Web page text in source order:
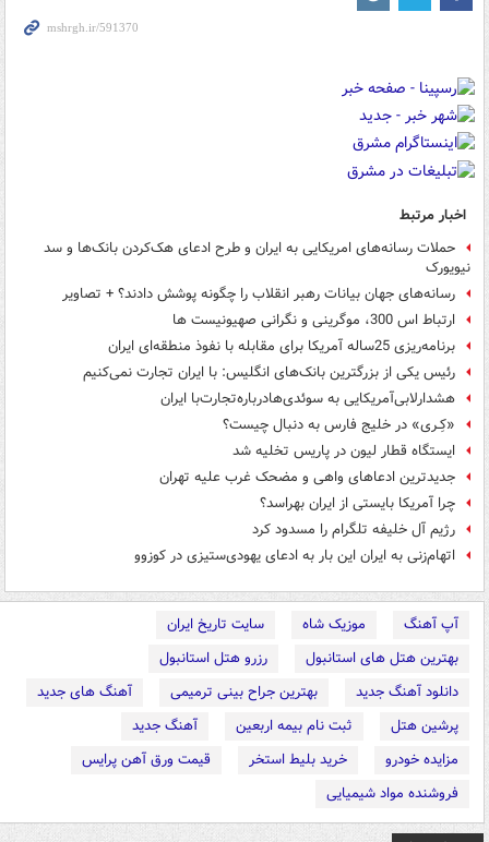
اخبار مرتبط
حملات رسانه‌های امریکایی به ایران و طرح ادعای هک‌کردن بانک‌ها و سد
نیویورک
رسانه‌های جهان بیانات رهبر انقلاب را چگونه پوشش دادند؟ + تصاویر
ارتباط اس 300، موگرینی و نگرانی صهیونیست ها
برنامه‌ریزی 25ساله آمریکا برای مقابله با نفوذ منطقه‌ای ایران
رئیس یکی از بزرگترین بانک‌های انگلیس: با ایران تجارت نمی‌کنیم
هشدارلابی‌آمریکایی به سوئدی‌ها‌درباره‌تجارت‌با ایران
«کِـری» در خلیج فارس به دنبال چیست؟
ایستگاه قطار لیون در پاریس تخلیه شد
جدیدترین ادعاهای واهی و مضحک غرب علیه تهران
چرا آمریکا بایستی از ایران بهراسد؟
رژیم آل خلیفه تلگرام را مسدود کرد
اتهام‌زنی به ایران این بار به ادعای یهودی‌ستیزی در کوزوو
آپ آهنگ موزیک شاه
سایت تاریخ ایران
بهترین هتل های استانبول
رزرو هتل استانبول
دانلود آهنگ جدید
بهترین جراح بینی ترمیمی
آهنگ های جدید
پرشین هتل
ثبت نام بیمه اربعین
آهنگ جدید
مزایده خودرو
خرید بلیط استخر
قیمت ورق آهن پرایس
فروشنده مواد شیمیایی